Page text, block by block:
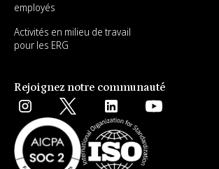
employés
Activités en milieu de travail
pour les ERG
Rejoignez notre communauté